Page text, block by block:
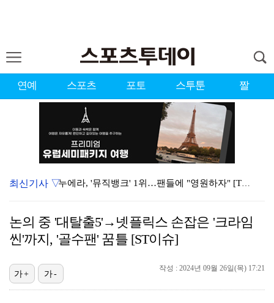
연예 스포츠 포토 스투툰 짤
누에라, '뮤직뱅크' 1위…팬들에 "영원하자" [TV캡…
대한축구협회의 '심판 성접대'…최악의 경우 런던 올림픽…
진세연, 전속계약 종료…FA 시장 나왔다 [공식]
최신기사 ▽
논의 중 '대탈출5'→넷플릭스 손잡은 '크라임
씬'까지, '골수팬' 꿈틀 [ST이슈]
작성 : 2024년 09월 26일(목) 17:21
가+ 가-